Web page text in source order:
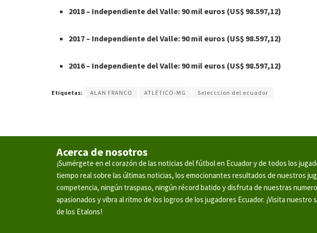
2018 – Independiente del Valle: 90 mil euros (US$ 98.597,12)
2017 – Independiente del Valle: 90 mil euros (US$ 98.597,12)
2016 – Independiente del Valle: 90 mil euros (US$ 98.597,12)
Etiquetas: ALAN FRANCO ATLÉTICO-MG Selecccíon del ecuador
Acerca de nosotros
¡Sumérgete en el corazón de las noticias del fútbol en Ecuador y de todos los
tiempo real sobre las últimas noticias, los emocionantes resultados de nuestros
competencia, ningún traspaso, ningún récord batido y disfruta de nuestras
apasionados y vibra al ritmo de los logros de los jugadores Ecuador. ¡Visita
de los Etalons!